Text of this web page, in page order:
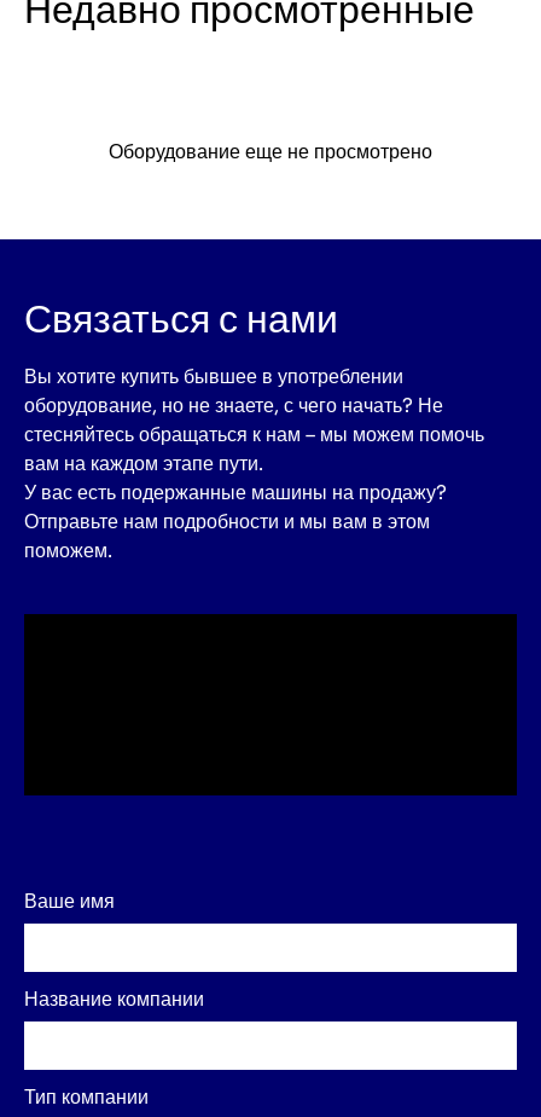
Недавно просмотренные
Оборудование еще не просмотрено
Связаться с нами
Вы хотите купить бывшее в употреблении
оборудование, но не знаете, с чего начать? Не
стесняйтесь обращаться к нам – мы можем помочь
вам на каждом этапе пути.
У вас есть подержанные машины на продажу?
Отправьте нам подробности и мы вам в этом
поможем.
Ваше имя
Название компании
Тип компании